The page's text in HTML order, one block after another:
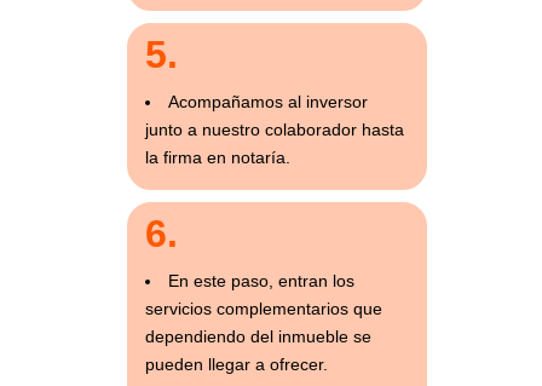
5.
Acompañamos al inversor
junto a nuestro colaborador hasta
la firma en notaría.
6.
En este paso, entran los
servicios complementarios que
dependiendo del inmueble se
pueden llegar a ofrecer.